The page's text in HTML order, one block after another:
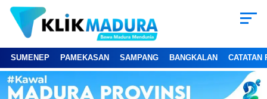
SUMENEP PAMEKASAN SAMPANG BANGKALAN CATATAN